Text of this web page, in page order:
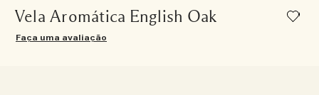
Vela Aromática English Oak
Faça uma avaliação